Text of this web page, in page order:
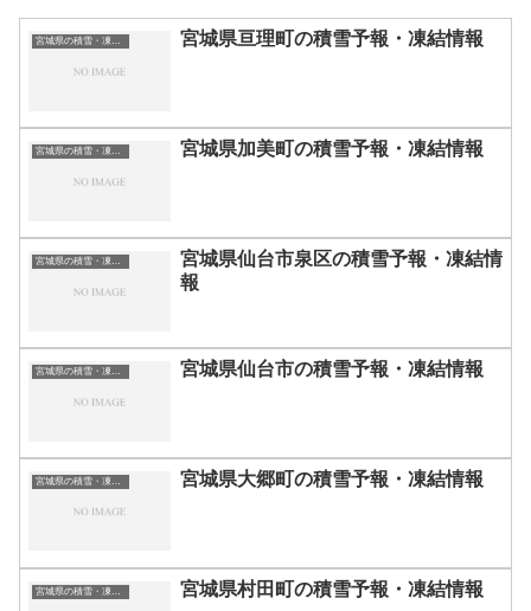
宮城県の積雪・凍結情報 宮城県亘理町の積雪予報・凍結情報
宮城県の積雪・凍結情報 宮城県加美町の積雪予報・凍結情報
宮城県の積雪・凍結情報
宮城県仙台市泉区の積雪予報・凍結情
報
宮城県の積雪・凍結情報 宮城県仙台市の積雪予報・凍結情報
宮城県の積雪・凍結情報 宮城県大郷町の積雪予報・凍結情報
宮城県村田町の積雪予報・凍結情報